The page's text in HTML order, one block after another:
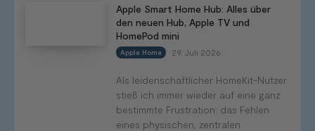
Apple Smart Home Hub: Alles über
den neuen Hub, Apple TV und
HomePod mini
Apple Home 29. Juli 2026
Als leidenschaftlicher HomeKit-Nutzer
stieß ich immer wieder auf eine ganz
bestimmte Frustration: das Fehlen
eines physischen, zentralen